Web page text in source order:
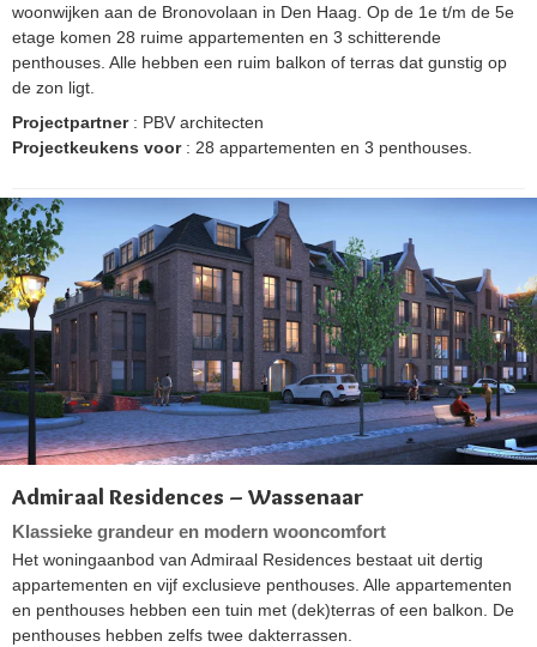
woonwijken aan de Bronovolaan in Den Haag. Op de 1e t/m de 5e
etage komen 28 ruime appartementen en 3 schitterende
penthouses. Alle hebben een ruim balkon of terras dat gunstig op
de zon ligt.
Projectpartner: PBV architecten
Projectkeukens voor: 28 appartementen en 3 penthouses.
Admiraal Residences – Wassenaar
Klassieke grandeur en modern wooncomfort
Het woningaanbod van Admiraal Residences bestaat uit dertig
appartementen en vijf exclusieve penthouses. Alle appartementen
en penthouses hebben een tuin met (dek)terras of een balkon. De
penthouses hebben zelfs twee dakterrassen.